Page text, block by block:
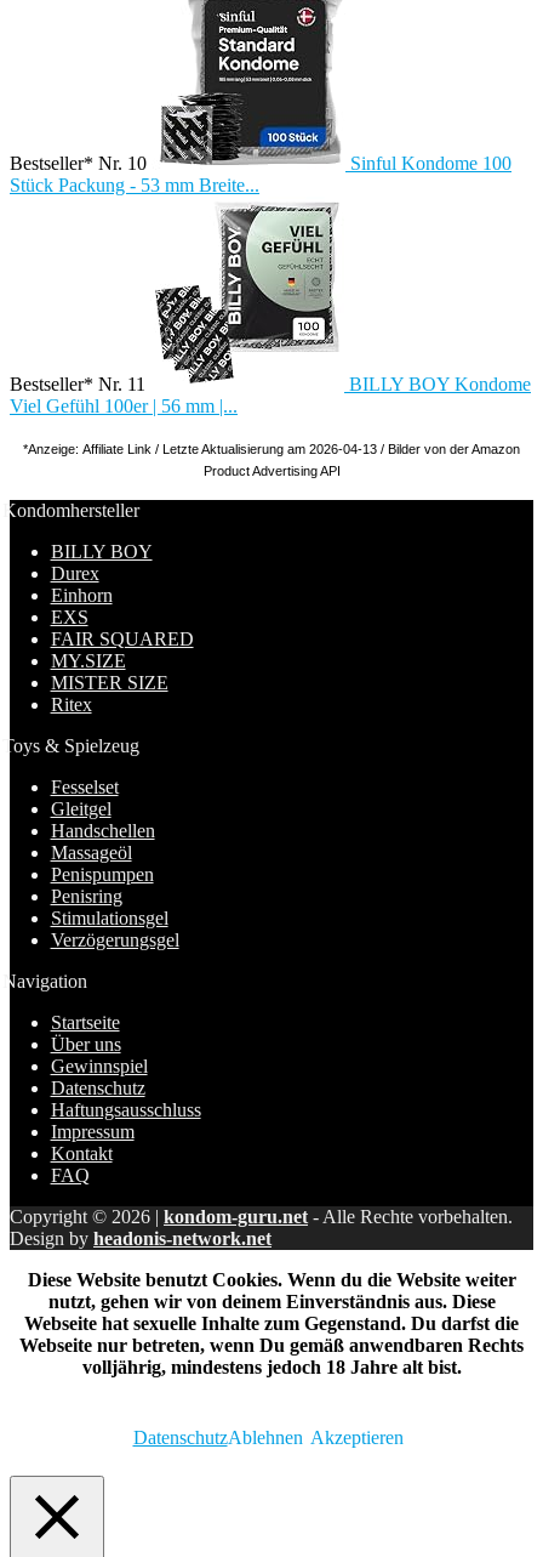
Bestseller* Nr. 10
Sinful Kondome 100
Stück Packung - 53 mm Breite...
Bestseller* Nr. 11
BILLY BOY Kondome
Viel Gefühl 100er | 56 mm |...
*Anzeige: Affiliate Link / Letzte Aktualisierung am 2026-04-13 / Bilder von der Amazon
Product Advertising API
Kondomhersteller
BILLY BOY
Durex
Einhorn
EXS
FAIR SQUARED
MY.SIZE
MISTER SIZE
Ritex
Toys & Spielzeug
Fesselset
Gleitgel
Handschellen
Massageöl
Penispumpen
Penisring
Stimulationsgel
Verzögerungsgel
Navigation
Startseite
Über uns
Gewinnspiel
Datenschutz
Haftungsausschluss
Impressum
Kontakt
FAQ
Copyright © 2026 | kondom-guru.net - Alle Rechte vorbehalten.
Design by headonis-network.net
Diese Website benutzt Cookies. Wenn du die Website weiter
nutzt, gehen wir von deinem Einverständnis aus. Diese
Webseite hat sexuelle Inhalte zum Gegenstand. Du darfst die
Webseite nur betreten, wenn Du gemäß anwendbaren Rechts
volljährig, mindestens jedoch 18 Jahre alt bist.
DatenschutzAblehnen Akzeptieren